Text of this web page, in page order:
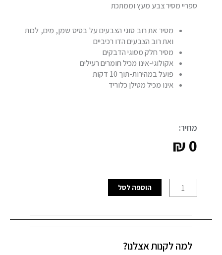
ספריי מסיר צבע מעץ וממתכת
מסיר את רוב סוגי הצבעים על בסיס שמן, מים, לכות
ואת רוב הצבעים הדו רכיביים
מסיר חלק מסוגי הדבקים
אקולוגי-אינו מכיל חומרים רעילים
פועל במהירות-תוך 10 דקות
אינו מכיל מטילן כלוריד
מחיר:
₪0
של
מסיר
אקולוגי
הוספה לסל
למה לקנות אצלנו?